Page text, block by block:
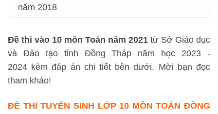
năm 2018
Đề thi vào 10 môn Toán năm 2021 từ Sở Giáo dục
và Đào tạo tỉnh Đồng Tháp năm học 2023 -
2024 kèm đáp án chi tiết bên dưới. Mời bạn đọc
tham khảo!
ĐỀ THI TUYỂN SINH LỚP 10 MÔN TOÁN ĐỒNG